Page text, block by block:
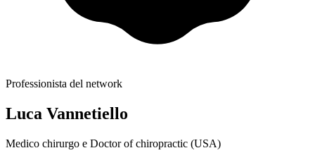
Professionista del network
Luca Vannetiello
Medico chirurgo e Doctor of chiropractic (USA)